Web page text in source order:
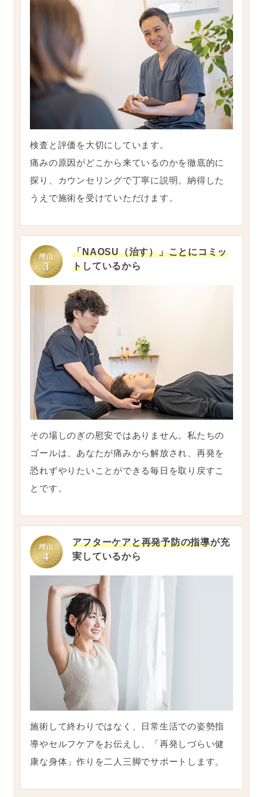
検査と評価を大切にしています。
痛みの原因がどこから来ているのかを徹底的に
探り、カウンセリングで丁寧に説明。納得した
うえで施術を受けていただけます。
「NAOSU（治す）」ことにコミッ
トしているから
その場しのぎの慰安ではありません。私たちの
ゴールは、あなたが痛みから解放され、再発を
恐れずやりたいことができる毎日を取り戻すこ
とです。
アフターケアと再発予防の指導が充
実しているから
施術して終わりではなく、日常生活での姿勢指
導やセルフケアをお伝えし、「再発しづらい健
康な身体」作りを二人三脚でサポートします。